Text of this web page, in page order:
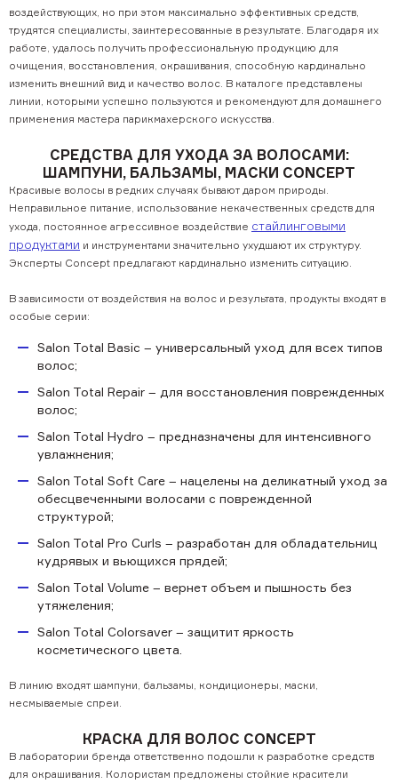
воздействующих, но при этом максимально эффективных средств,
трудятся специалисты, заинтересованные в результате. Благодаря их
работе, удалось получить профессиональную продукцию для
очищения, восстановления, окрашивания, способную кардинально
изменить внешний вид и качество волос. В каталоге представлены
линии, которыми успешно пользуются и рекомендуют для домашнего
применения мастера парикмахерского искусства.
СРЕДСТВА ДЛЯ УХОДА ЗА ВОЛОСАМИ:
ШАМПУНИ, БАЛЬЗАМЫ, МАСКИ CONCEPT
Красивые волосы в редких случаях бывают даром природы.
Неправильное питание, использование некачественных средств для
ухода, постоянное агрессивное воздействие стайлинговыми
продуктами и инструментами значительно ухудшают их структуру.
Эксперты Concept предлагают кардинально изменить ситуацию.
В зависимости от воздействия на волос и результата, продукты входят в
особые серии:
Salon Total Basic – универсальный уход для всех типов
волос;
Salon Total Repair – для восстановления поврежденных
волос;
Salon Total Hydro – предназначены для интенсивного
увлажнения;
Salon Total Soft Care – нацелены на деликатный уход за
обесцвеченными волосами с поврежденной
структурой;
Salon Total Pro Curls – разработан для обладательниц
кудрявых и вьющихся прядей;
Salon Total Volume – вернет объем и пышность без
утяжеления;
Salon Total Colorsaver – защитит яркость
косметического цвета.
В линию входят шампуни, бальзамы, кондиционеры, маски,
несмываемые спреи.
КРАСКА ДЛЯ ВОЛОС CONCEPT
В лаборатории бренда ответственно подошли к разработке средств
для окрашивания. Колористам предложены стойкие красители